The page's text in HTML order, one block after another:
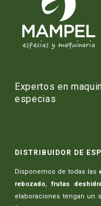
Expertos en
especias
DISTRIBUIDOR DE
Disponemos de todas las
rebozado, frutas
elaboraciones tengan un